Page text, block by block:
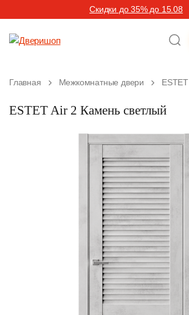
Скидки до 35% до 15.08
Главная Межкомнатные двери ESTET
ESTET Air 2 Камень светлый